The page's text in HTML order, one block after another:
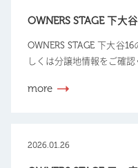
OWNERS STAGE 下大
OWNERS STAGE 下大谷
しくは分譲地情報をご確認
more
2026.01.26